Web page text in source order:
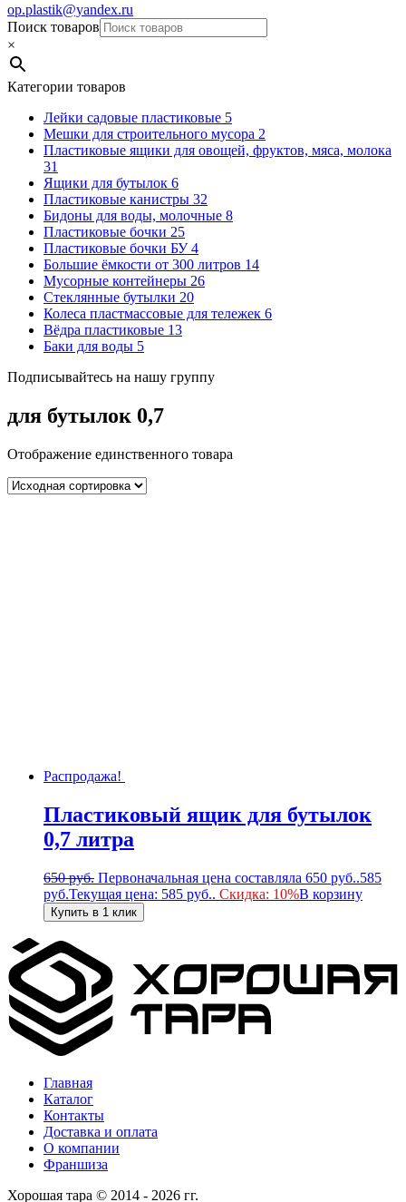
op.plastik@yandex.ru
Поиск товаров
×
Категории товаров
Лейки садовые пластиковые 5
Мешки для строительного мусора 2
Пластиковые ящики для овощей, фруктов, мяса, молока
31
Ящики для бутылок 6
Пластиковые канистры 32
Бидоны для воды, молочные 8
Пластиковые бочки 25
Пластиковые бочки БУ4
Большие ёмкости от 300 литров 14
Мусорные контейнеры 26
Стеклянные бутылки 20
Колеса пластмассовые для тележек 6
Вёдра пластиковые 13
Баки для воды 5
Подписывайтесь на нашу группу
для бутылок 0,7
Отображение единственного товара
Распродажа!
Пластиковый ящик для бутылок
0,7 литра
650руб. Первоначальная цена составляла 650 руб..585
руб.Текущая цена: 585 руб.. Скидка: 10%В корзину
Купить в 1 клик
Главная
Каталог
Контакты
Доставка и оплата
О компании
Франшиза
Хорошая тара © 2014 - 2026 гг.